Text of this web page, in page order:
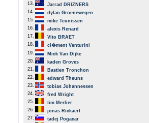
13.
Jarrad DRIZNERS
14.
dylan Groenewegen
15.
mike Teunissen
16.
alexis Renard
17.
Vito BRAET
18.
cl�ment Venturini
19.
Mick Van Dijke
20.
kaden Groves
21.
Bastien Tronchon
22.
edward Theuns
23.
tobias Johannessen
24.
fred Wright
25.
tim Merlier
26.
jonas Rickaert
27.
tadej Pogacar